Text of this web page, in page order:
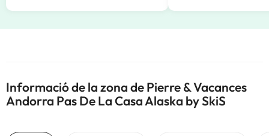
Informació de la zona de Pierre & Vacances
Andorra Pas De La Casa Alaska by SkiS